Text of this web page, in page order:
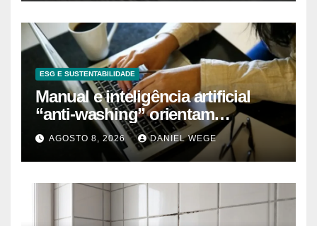
ESG E SUSTENTABILIDADE
Manual e inteligência artificial
“anti-washing” orientam
empresas
AGOSTO 8, 2026 DANIEL WEGE